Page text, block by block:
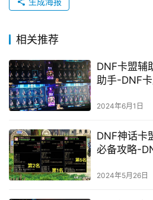
相关推荐
DNF卡盟辅
助手-DNF
2024年6月1日
DNF神话卡
必备攻略-
2024年5月26日